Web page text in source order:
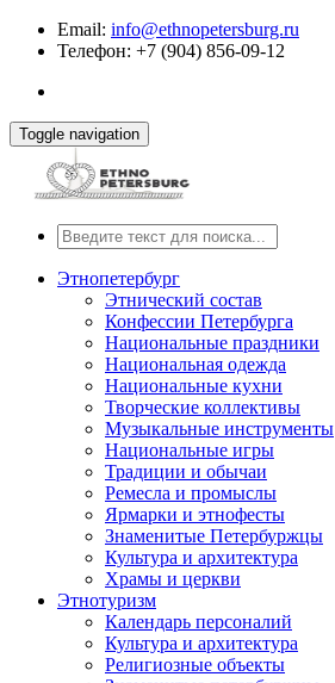
Email: info@ethnopetersburg.ru
Телефон: +7 (904) 856-09-12
Toggle navigation
Этнопетербург
Этнический состав
Конфессии Петербурга
Национальные праздники
Национальная одежда
Национальные кухни
Творческие коллективы
Музыкальные инструменты
Национальные игры
Традиции и обычаи
Ремесла и промыслы
Ярмарки и этнофесты
Знаменитые Петербуржцы
Культура и архитектура
Храмы и церкви
Этнотуризм
Календарь персоналий
Культура и архитектура
Религиозные объекты